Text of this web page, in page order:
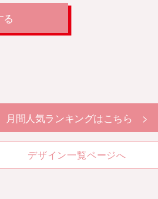
る
月間人気ランキングはこちら >
デザイン一覧ページへ